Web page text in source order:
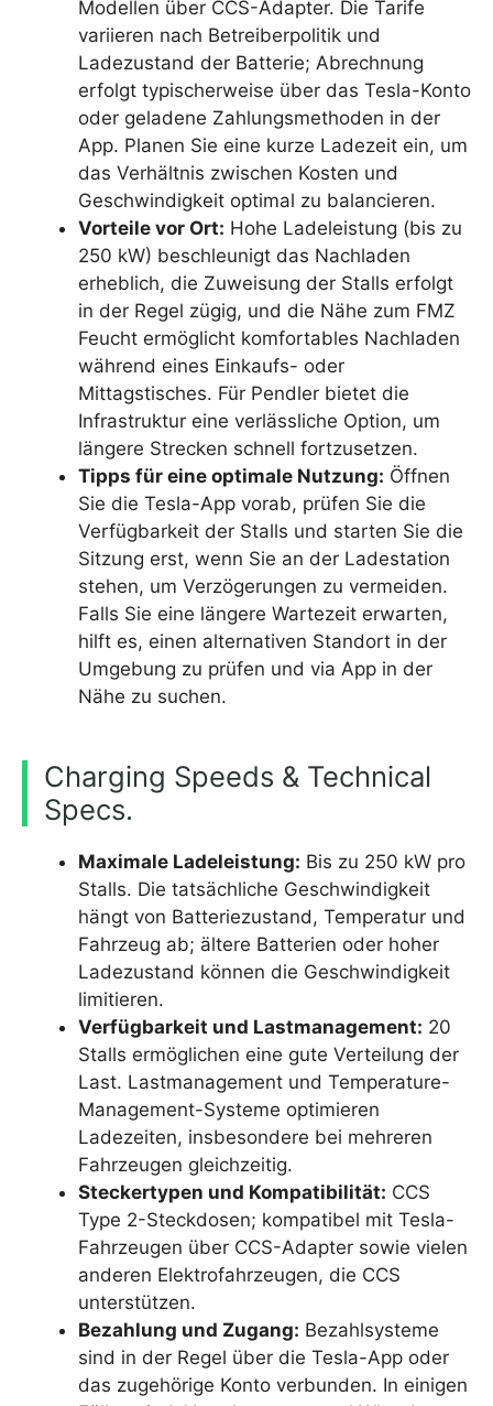
Modellen über CCS-Adapter. Die Tarife
variieren nach Betreiberpolitik und
Ladezustand der Batterie; Abrechnung
erfolgt typischerweise über das Tesla-Konto
oder geladene Zahlungsmethoden in der
App. Planen Sie eine kurze Ladezeit ein, um
das Verhältnis zwischen Kosten und
Geschwindigkeit optimal zu balancieren.
Vorteile vor Ort: Hohe Ladeleistung (bis zu
250 kW) beschleunigt das Nachladen
erheblich, die Zuweisung der Stalls erfolgt
in der Regel zügig, und die Nähe zum FMZ
Feucht ermöglicht komfortables Nachladen
während eines Einkaufs- oder
Mittagstisches. Für Pendler bietet die
Infrastruktur eine verlässliche Option, um
längere Strecken schnell fortzusetzen.
Tipps für eine optimale Nutzung: Öffnen
Sie die Tesla-App vorab, prüfen Sie die
Verfügbarkeit der Stalls und starten Sie die
Sitzung erst, wenn Sie an der Ladestation
stehen, um Verzögerungen zu vermeiden.
Falls Sie eine längere Wartezeit erwarten,
hilft es, einen alternativen Standort in der
Umgebung zu prüfen und via App in der
Nähe zu suchen.
Charging Speeds & Technical
Specs.
Maximale Ladeleistung: Bis zu 250 kW pro
Stalls. Die tatsächliche Geschwindigkeit
hängt von Batteriezustand, Temperatur und
Fahrzeug ab; ältere Batterien oder hoher
Ladezustand können die Geschwindigkeit
limitieren.
Verfügbarkeit und Lastmanagement: 20
Stalls ermöglichen eine gute Verteilung der
Last. Lastmanagement und Temperature-
Management-Systeme optimieren
Ladezeiten, insbesondere bei mehreren
Fahrzeugen gleichzeitig.
Steckertypen und Kompatibilität: CCS
Type 2-Steckdosen; kompatibel mit Tesla-
Fahrzeugen über CCS-Adapter sowie vielen
anderen Elektrofahrzeugen, die CCS
unterstützen.
Bezahlung und Zugang: Bezahlsysteme
sind in der Regel über die Tesla-App oder
das zugehörige Konto verbunden. In einigen